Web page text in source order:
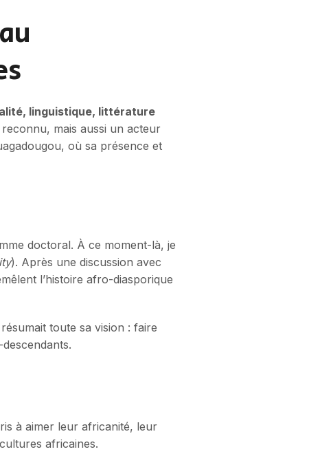
linguistique, littérature
mais aussi un acteur
où sa présence et
doctoral. À ce moment-là, je
). Après une discussion avec
l’histoire afro-diasporique
toute sa vision : faire
à aimer leur africanité, leur
africaines.